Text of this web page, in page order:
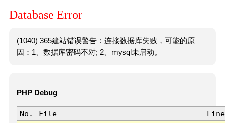
Database Error
(1040) 365建站错误警告：连接数据库失败，可能的原
因：1、数据库密码不对; 2、mysql未启动。
PHP Debug
No. File
Line